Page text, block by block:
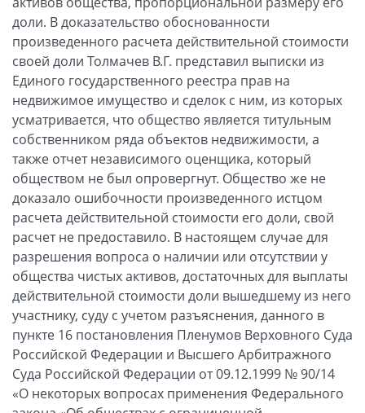
доли. В доказательство обоснованности
произведенного расчета действительной стоимости
своей доли Толмачев В.Г. представил выписки из
Единого государственного реестра прав на
недвижимое имущество и сделок с ним, из которых
усматривается, что общество является титульным
собственником ряда объектов недвижимости, а
также отчет независимого оценщика, который
обществом не был опровергнут. Общество же не
доказало ошибочности произведенного истцом
расчета действительной стоимости его доли, свой
расчет не предоставило. В настоящем случае для
разрешения вопроса о наличии или отсутствии у
общества чистых активов, достаточных для выплаты
действительной стоимости доли вышедшему из него
участнику, суду с учетом разъяснения, данного в
пункте 16 постановления Пленумов Верховного Суда
Российской Федерации и Высшего Арбитражного
Суда Российской Федерации от 09.12.1999 № 90/14
«О некоторых вопросах применения Федерального